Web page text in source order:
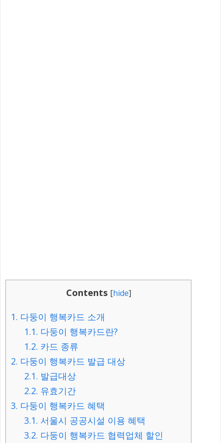
Contents [hide]
1. 다둥이 행복카드 소개
1.1. 다둥이 행복카드란?
1.2. 카드 종류
2. 다둥이 행복카드 발급 대상
2.1. 발급대상
2.2. 유효기간
3. 다둥이 행복카드 혜택
3.1. 서울시 공공시설 이용 혜택
3.2. 다둥이 행복카드 협력업체 할인